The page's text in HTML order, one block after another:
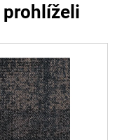
prohlíželi